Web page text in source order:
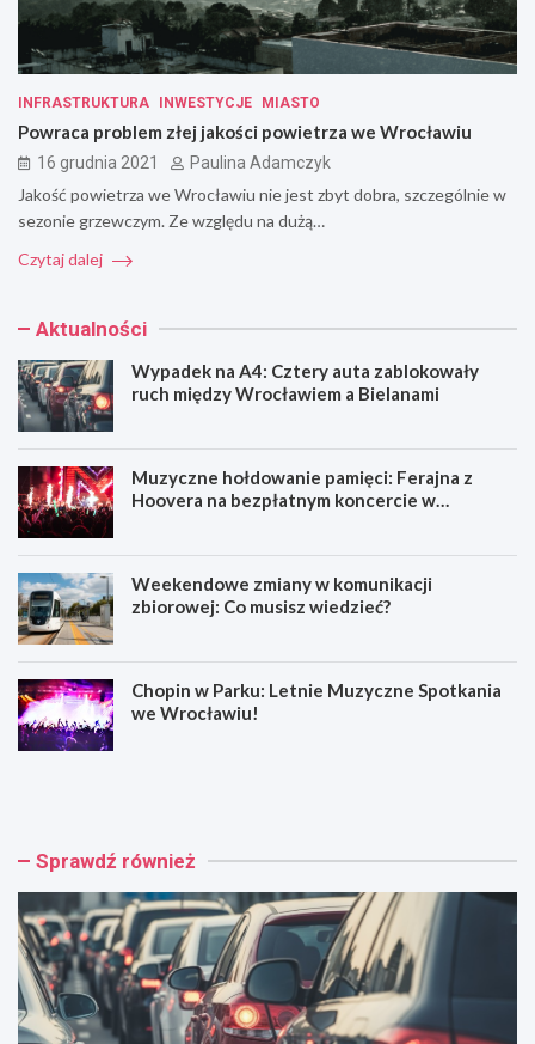
INFRASTRUKTURA INWESTYCJE MIASTO
Powraca problem złej jakości powietrza we Wrocławiu
16 grudnia 2021 Paulina Adamczyk
Jakość powietrza we Wrocławiu nie jest zbyt dobra, szczególnie w
sezonie grzewczym. Ze względu na dużą…
Czytaj dalej
Aktualności
Wypadek na A4: Cztery auta zablokowały
ruch między Wrocławiem a Bielanami
Muzyczne hołdowanie pamięci: Ferajna z
Hoovera na bezpłatnym koncercie w
Weekendowe zmiany w komunikacji
zbiorowej: Co musisz wiedzieć?
Chopin w Parku: Letnie Muzyczne Spotkania
we Wrocławiu!
W
e
n
a
A
4
:
C
M
z
e
h
o
ł
d
o
Sprawdź również